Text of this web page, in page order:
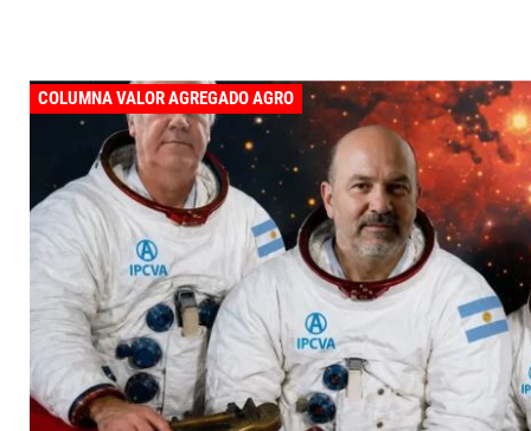
COLUMNA VALOR AGREGADO AGRO